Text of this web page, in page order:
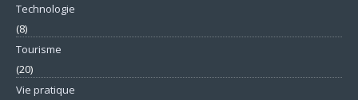
Technologie
(8)
Tourisme
(20)
Vie pratique